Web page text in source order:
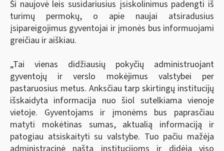
Ši naujovė leis susidariusius įsiskolinimus padengti iš
turimų permokų, o apie naujai atsiradusius
įsipareigojimus gyventojai ir įmonės bus informuojami
greičiau ir aiškiau.
„Tai vienas didžiausių pokyčių administruojant
gyventojų ir verslo mokėjimus valstybei per
pastaruosius metus. Anksčiau tarp skirtingų institucijų
išskaidyta informacija nuo šiol sutelkiama vienoje
vietoje. Gyventojams ir įmonėms bus paprasčiau
matyti mokėtinas sumas, aktualią informaciją ir
patogiau atsiskaityti su valstybe. Tuo pačiu mažėja
administracinė našta institucijoms ir didėja viso